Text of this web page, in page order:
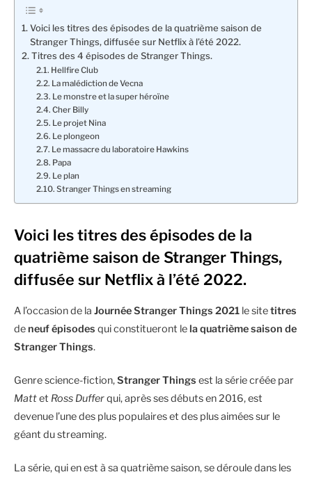
Voici les titres des épisodes de la quatrième saison de
Stranger Things, diffusée sur Netflix à l’été 2022.
Titres des 4 épisodes de Stranger Things.
Hellfire Club
La malédiction de Vecna
Le monstre et la super héroïne
Cher Billy
Le projet Nina
Le plongeon
Le massacre du laboratoire Hawkins
Papa
Le plan
Stranger Things en streaming
Voici les titres des épisodes de la
quatrième saison de Stranger Things,
diffusée sur Netflix à l’été 2022.
A l’occasion de la Journée Stranger Things 2021 le sitetitres
de neuf épisodes qui constitueront le la quatrième saison de
Stranger Things.
Genre science-fiction,Stranger Things est la série créée par
Mattet Ross Dufferqui, après ses débuts en 2016, est
devenue l’une des plus populaires et des plus aimées sur le
géant du streaming.
La série, qui en est à sa quatrième saison, se déroule dans les